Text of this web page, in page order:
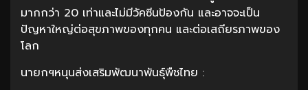
มากกว่า 20 เท่าและไม่มีวัคซีนป้องกัน และอาจจะเป็น
ปัญหาใหญ่ต่อสุขภาพของทุกคน และต่อเสถียรภาพของ
โลก
นายกฯหนุนส่งเสริมพัฒนาพันธุ์พืชไทย :